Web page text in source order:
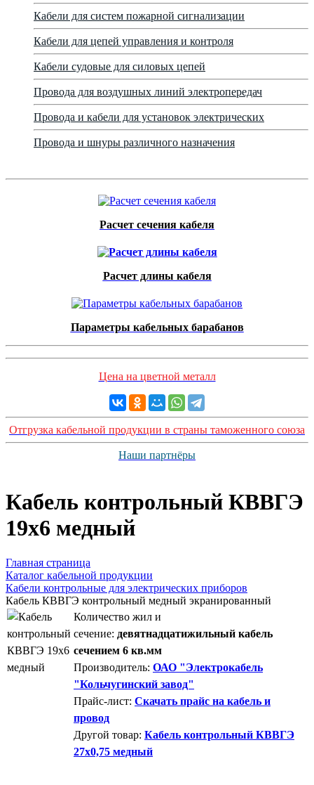
Кабели для систем пожарной сигнализации
Кабели для цепей управления и контроля
Кабели судовые для силовых цепей
Провода для воздушных линий электропередач
Провода и кабели для установок электрических
Провода и шнуры различного назначения
Расчет сечения кабеля
Расчет длины кабеля
Параметры кабельных барабанов
Цена на цветной металл
Отгрузка кабельной продукции в страны таможенного союза
Наши партнёры
Кабель контрольный КВВГЭ
19х6 медный
Главная страница
Каталог кабельной продукции
Кабели контрольные для электрических приборов
Кабель КВВГЭ контрольный медный экранированный
Количество жил и
сечение: девятнадцатижильный кабель
сечением 6 кв.мм
Производитель: ОАО "Электрокабель
"Кольчугинский завод"
Прайс-лист: Скачать прайс на кабель и
провод
Другой товар: Кабель контрольный КВВГЭ
27х0,75 медный